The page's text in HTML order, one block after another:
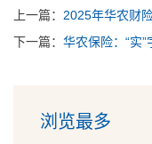
上一篇： 2025年华农财
下一篇： 华农保险：“实
浏览最多